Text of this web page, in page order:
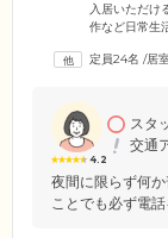
入居いただけ
作など日常生
環境を整備。
四季の移ろ
定員24名 /居
4.2
スタ
交通
夜間に限らず何
ことでも必ず電